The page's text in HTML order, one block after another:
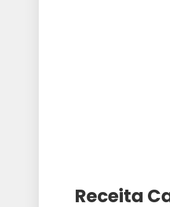
Receita